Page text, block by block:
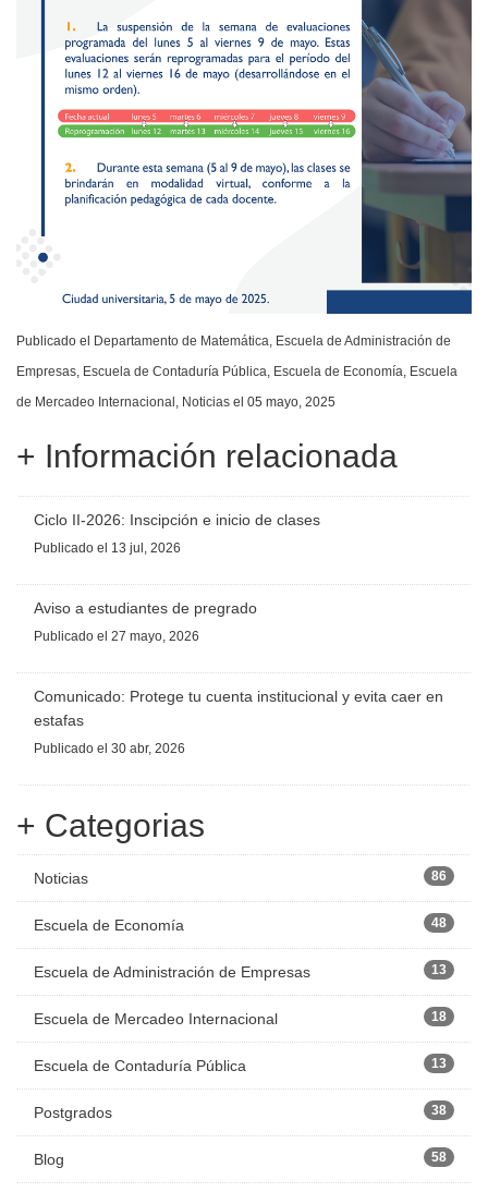
Publicado el Departamento de Matemática, Escuela de Administración de
Empresas, Escuela de Contaduría Pública, Escuela de Economía, Escuela
de Mercadeo Internacional , Noticias el 05 mayo, 2025
+ Información relacionada
Ciclo II-2026: Inscipción e inicio de clases
Publicado el 13 jul, 2026
Aviso a estudiantes de pregrado
Publicado el 27 mayo, 2026
Comunicado: Protege tu cuenta institucional y evita caer en
estafas
Publicado el 30 abr, 2026
+ Categorias
Noticias 86
Escuela de Economía 48
Escuela de Administración de Empresas 13
Escuela de Mercadeo Internacional 18
Escuela de Contaduría Pública 13
Postgrados 38
Blog 58